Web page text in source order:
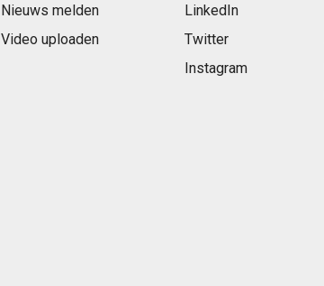
Nieuws melden
Video uploaden
LinkedIn
Twitter
Instagram